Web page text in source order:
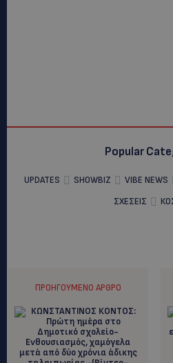
Popular
UPDATES SHOWBIZ VIBE NEWS
ΣΧΕΣΕΙΣ
ΠΡΟΗΓΟΎΜΕΝΟ ΆΡΘΡΟ